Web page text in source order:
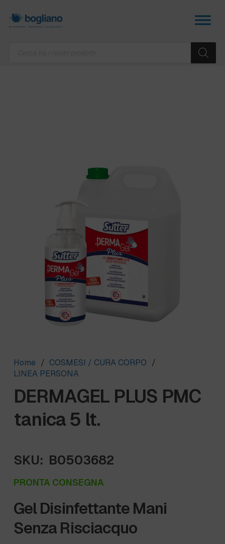
Home / COSMESI / CURA CORPO /
LINEA PERSONA
DERMAGEL PLUS PMC
tanica 5 lt.
SKU: B0503682
PRONTA CONSEGNA
Gel Disinfettante Mani
Senza Risciacquo